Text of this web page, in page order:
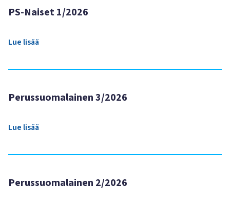
PS-Naiset 1/2026
Lue lisää
Perussuomalainen 3/2026
Lue lisää
Perussuomalainen 2/2026